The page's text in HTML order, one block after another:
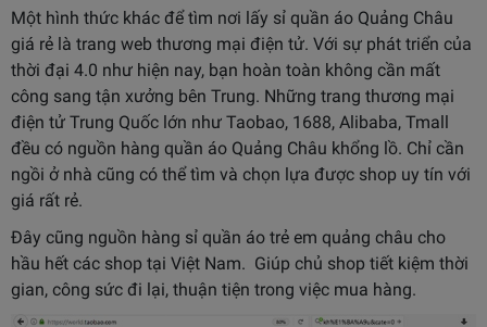
Một hình thức khác để tìm nơi lấy sỉ quần áo Quảng Châu
giá rẻ là trang web thương mại điện tử. Với sự phát triển của
thời đại 4.0 như hiện nay, bạn hoàn toàn không cần mất
công sang tận xưởng bên Trung. Những trang thương mại
điện tử Trung Quốc lớn như Taobao, 1688, Alibaba, Tmall
đều có nguồn hàng quần áo Quảng Châu khổng lồ. Chỉ cần
ngồi ở nhà cũng có thể tìm và chọn lựa được shop uy tín với
giá rất rẻ.
Đây cũng nguồn hàng sỉ quần áo trẻ em quảng châu cho
hầu hết các shop tại Việt Nam. Giúp chủ shop tiết kiệm thời
gian, công sức đi lại, thuận tiện trong việc mua hàng.